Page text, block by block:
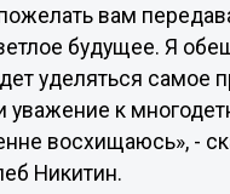
вам
будущее. Я
уделяться самое
уважение к
восхищаюсь», -
Никитин.